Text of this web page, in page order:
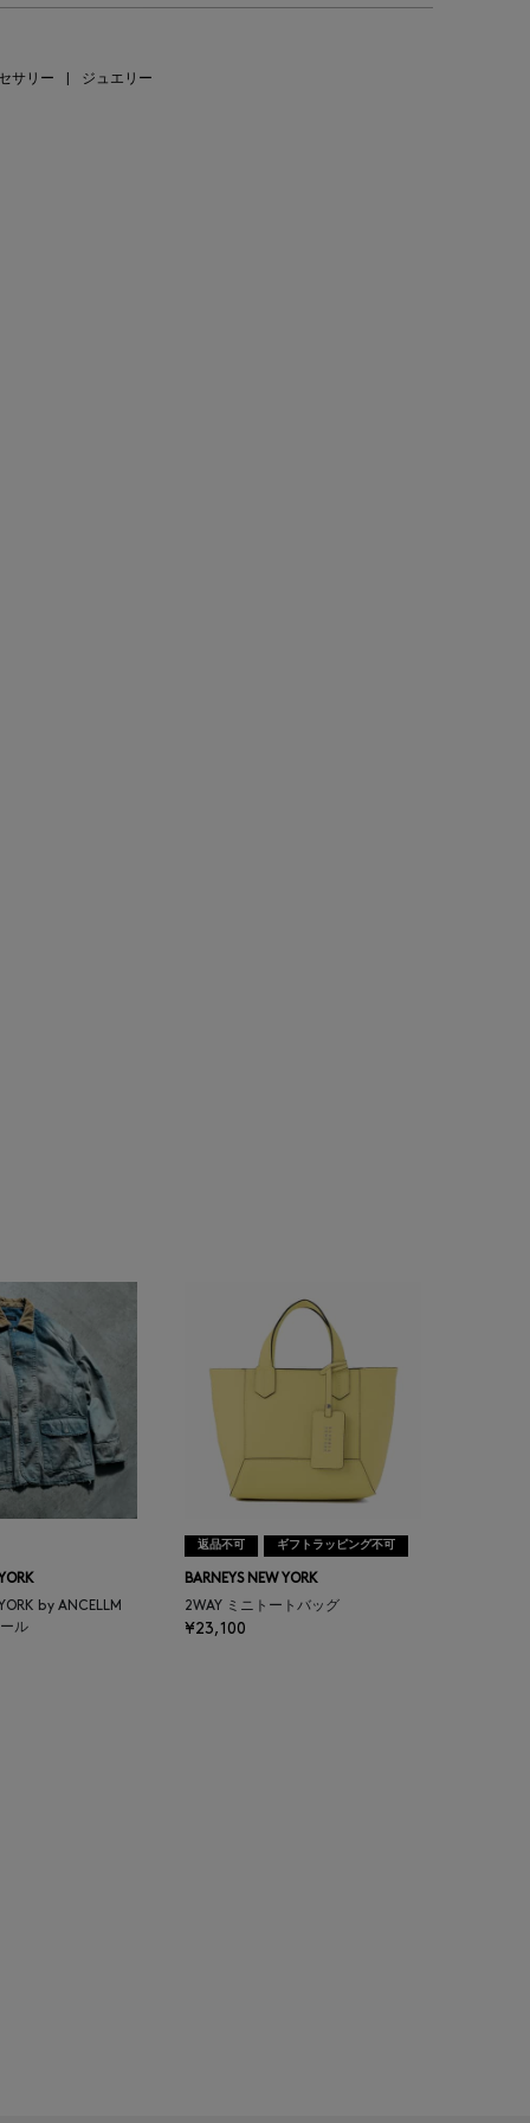
サリー ジュエリー
YORK by ANCELLM
ル
返品不可 ギフトラッピング不可
BARNEYS NEW YORK
2WAY ミニトートバッグ
¥23,100